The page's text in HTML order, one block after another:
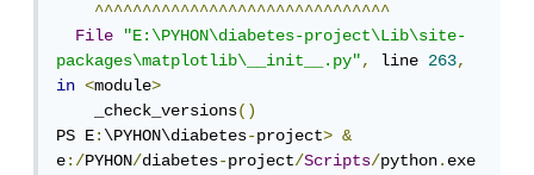
^^^^^^^^^^^^^^^^^^^^^^^^^^^^^^^
File
"E:\PYHON\diabetes-project\Lib\site-
packages\matplotlib\__init__.py", line 263,
in
<module>
    _check_versions
()
PS E:\PYHON\diabetes-project>
&
e:/PYHON/diabetes-project/Scripts/python.exe